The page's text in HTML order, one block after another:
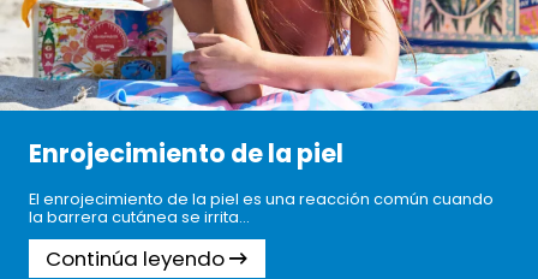
Enrojecimiento de la piel
El enrojecimiento de la piel es una reacción común cuando
la barrera cutánea se irrita...
Continúa leyendo